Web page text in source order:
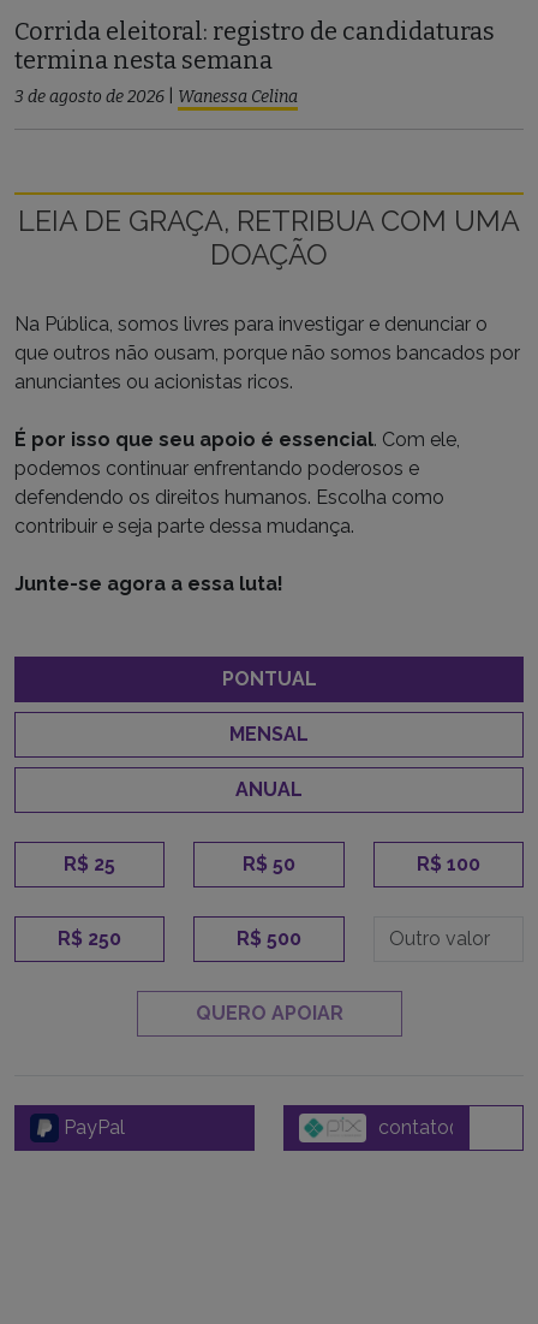
Corrida eleitoral: registro de candidaturas
termina nesta semana
3 de agosto de 2026 Wanessa Celina
LEIA DE GRAÇA, RETRIBUA COM UMA
DOAÇÃO
Na Pública, somos livres para investigar e denunciar o
que outros não ousam, porque não somos bancados por
anunciantes ou acionistas ricos.
É por isso que seu apoio é essencial. Com ele,
podemos continuar enfrentando poderosos e
defendendo os direitos humanos. Escolha como
contribuir e seja parte dessa mudança.
Junte-se agora a essa luta!
PONTUAL
MENSAL
ANUAL
R$ 25 R$ 50 R$ 100
R$ 250 R$ 500
QUERO APOIAR
PayPal